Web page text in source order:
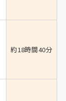
約18時間40分